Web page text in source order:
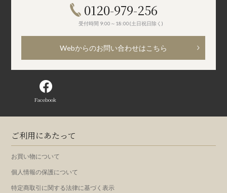
0120-979-256
受付時間 9:00～18:00(土日祝日除く)
Webからのお問い合わせはこちら
Facebook
ご利用にあたって
お買い物について
個人情報の保護について
特定商取引に関する法律に基づく表示